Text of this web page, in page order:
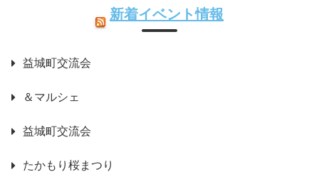
新着イベント情報
益城町交流会
＆マルシェ
益城町交流会
たかもり桜まつり